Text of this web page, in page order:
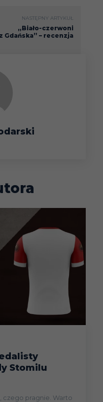
NASTĘPNY ARTYKUŁ
„Biało-czerwoni
z Gdańska” – recenzja
Stomilu
czego pragnie. Warto